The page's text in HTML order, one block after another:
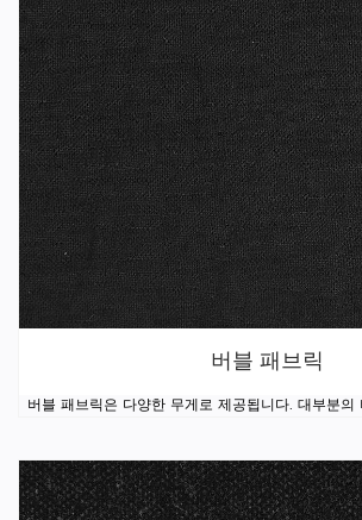
버블 패브릭
버블 패브릭은 다양한 무게로 제공됩니다. 대부분